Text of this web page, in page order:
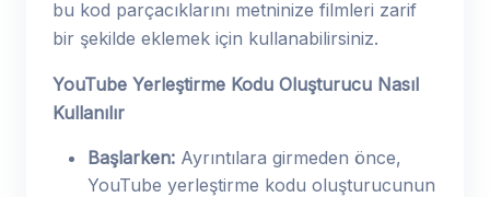
bu kod parçacıklarını metninize filmleri zarif
bir şekilde eklemek için kullanabilirsiniz.
YouTube Yerleştirme Kodu Oluşturucu Nasıl
Kullanılır
Başlarken: Ayrıntılara girmeden önce,
YouTube yerleştirme kodu oluşturucunun